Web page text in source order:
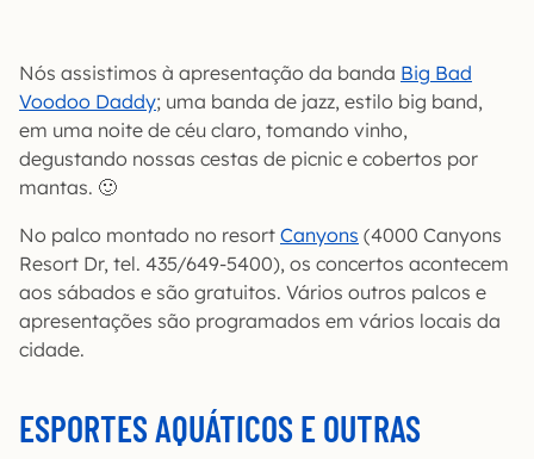
Nós assistimos à apresentação da banda Big Bad
Voodoo Daddy; uma banda de jazz, estilo big band,
em uma noite de céu claro, tomando vinho,
degustando nossas cestas de picnic e cobertos por
mantas. 🙂
No palco montado no resort Canyons (4000 Canyons
Resort Dr, tel. 435/649-5400), os concertos acontecem
aos sábados e são gratuitos. Vários outros palcos e
apresentações são programados em vários locais da
cidade.
ESPORTES AQUÁTICOS E OUTRAS